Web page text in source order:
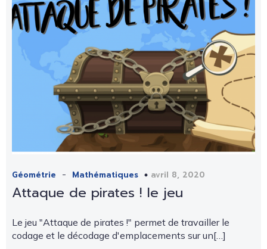
Géométrie - Mathématiques avril 8, 2020
Attaque de pirates ! le jeu
Le jeu "Attaque de pirates !" permet de travailler le
codage et le décodage d'emplacements sur un[…]